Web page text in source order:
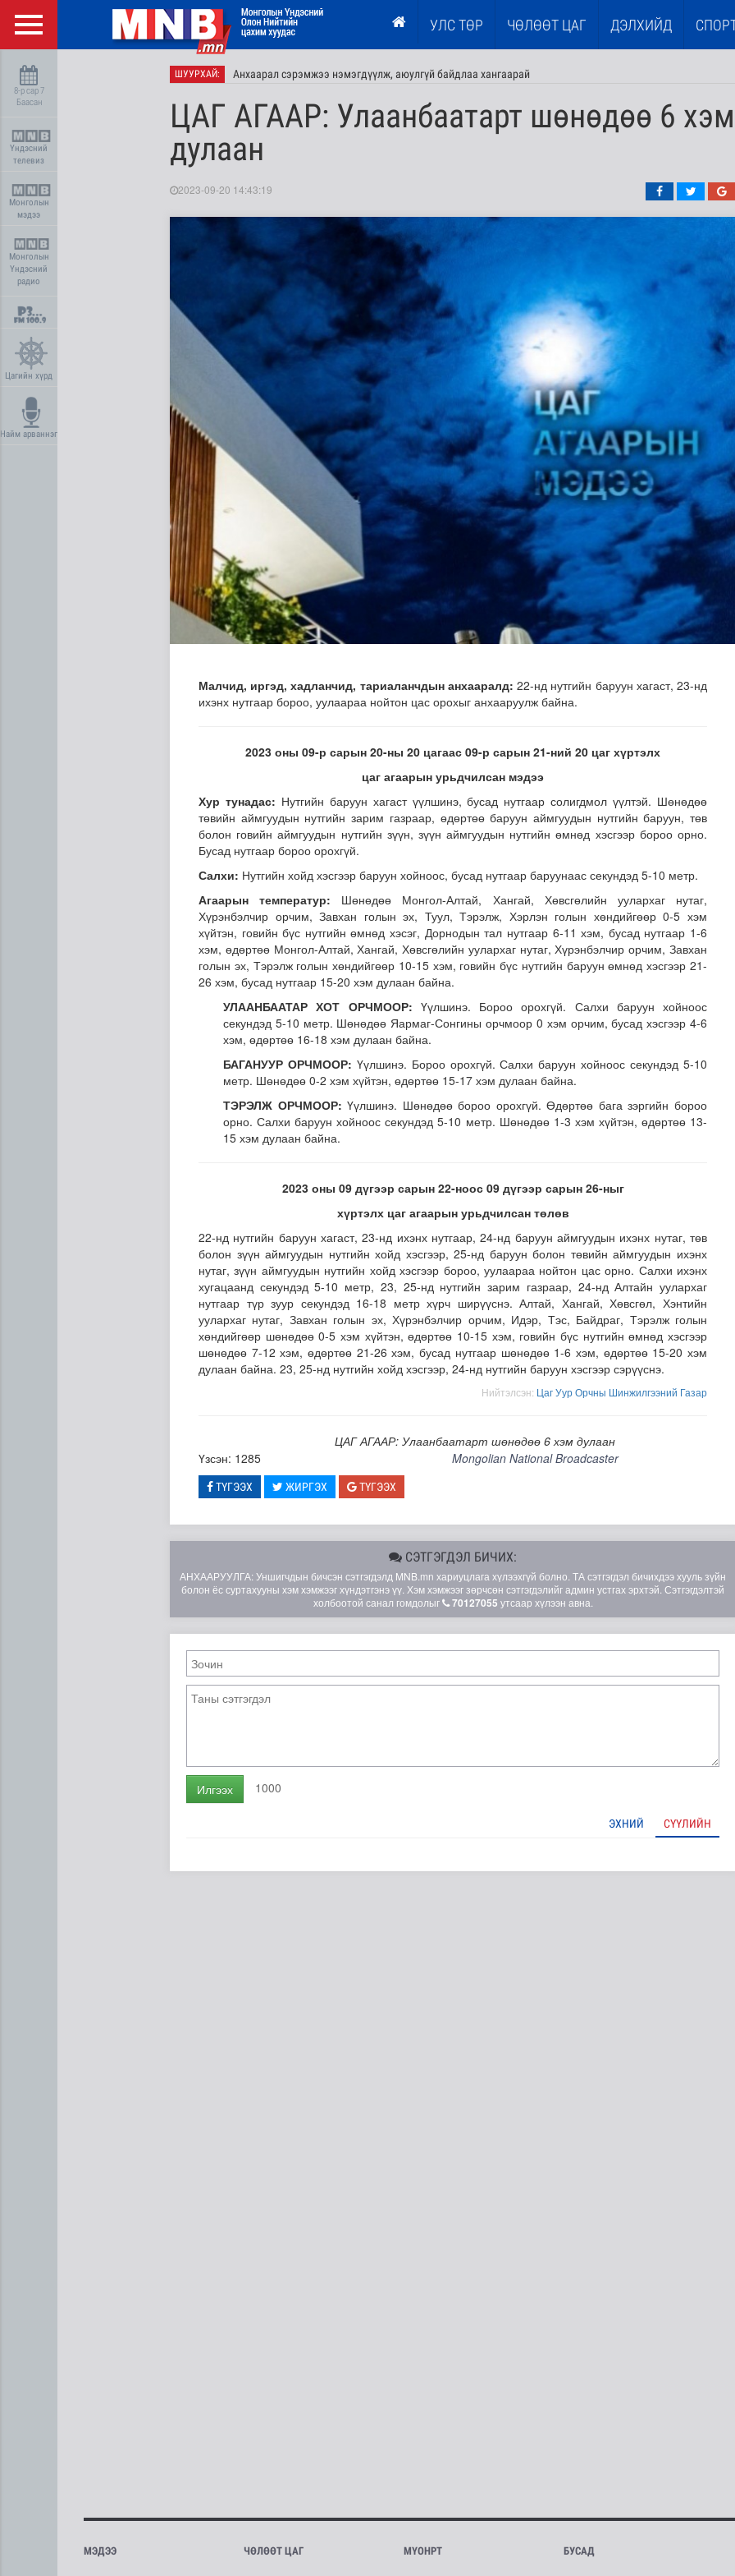
УЛС ТӨР ЧӨЛӨӨТ ЦАГ ДЭЛХИЙД
8-р сар 7
Баасан
Үндэсний
телевиз
Монголын
мэдээ
Монголын
Үндэсний
радио
Цагийн хүрд
Найм арваннэг
ШУУРХАЙ: Анхаарал сэрэмжээ нэмэгдүүлж, аюулгүй байдлаа хангаарай
Нийгмийн даатгалын сангийн хөрөнгө 7.6 тэрбум төгрөгөөр арвижлаа
Сумдын халаалтын төвүүдийн засвар, шинэчлэлийг бүрэн хийж, хувийн хэвшил рүү м..
Эртний ойг хамгаалахын тулд Канадын иргэд мод бэлтгэгчдийн замыг хааж байна
ЦАГ АГААР: Улаанбаатарт шөнөдөө 6 хэм
дулаан
2023-09-20 14:43:19
Малч­ид, иргэд, хадланчид, тариаланчдын анхааралд:22-нд нутгийн баруун хагаст, 23-нд
ихэнх нутгаар бороо, уулаараа нойтон цас орохыг анхааруулж байна.
2023 оны 09-р сарын 20-ны 20 цагаас 09-р сарын 21-ний 20 цаг хүртэлх
цаг агаарын урьдчилсан мэдээ
Хур тунадас: Нутгийн баруун хагаст үүлшинэ, бусад нутгаар солигдмол үүлтэй. Шөнөдөө
төвийн аймгуудын нутгийн зарим газраар, өдөртөө баруун аймгуудын нутгийн баруун, төв
болон говийн аймгуудын нутгийн зүүн, зүүн аймгуудын нутгийн өмнөд хэсгээр бороо орно.
Бусад нутгаар бороо орохгүй.
Салхи: Нутгийн хойд хэсгээр баруун хойноос, бусад нутгаар баруунаас секундэд 5-10 метр.
Агаарын температур: Шөнөдөө Монгол-Алтай, Хангай, Хөвсгөлийн уулархаг нутаг,
Хүрэнбэлчир орчим, Завхан голын эх, Туул, Тэрэлж, Хэрлэн голын хөндийгөөр 0-5 хэм
хүйтэн, говийн бүс нутгийн өмнөд хэсэг, Дорнодын тал нутгаар 6-11 хэм, бусад нутгаар 1-6
хэм, өдөртөө Монгол-Алтай, Хангай, Хөвсгөлийн уулархаг нутаг, Хүрэнбэлчир орчим, Завхан
голын эх, Тэрэлж голын хөндийгөөр 10-15 хэм, говийн бүс нутгийн баруун өмнөд хэсгээр 21-
26 хэм, бусад нутгаар 15-20 хэм дулаан байна.
УЛААНБААТАР ХОТ ОРЧМООР: Үүлшинэ. Бороо орохгүй. Салхи баруун хойноос
секундэд 5-10 метр. Шөнөдөө Яармаг-Сонгины орчмоор 0 хэм орчим, бусад хэсгээр 4-6
хэм, өдөртөө 16-18 хэм дулаан байна.
БАГАНУУР ОРЧМООР: Үүлшинэ. Бороо орохгүй. Салхи баруун хойноос секундэд 5-10
метр. Шөнөдөө 0-2 хэм хүйтэн, өдөртөө 15-17 хэм дулаан байна.
ТЭРЭЛЖ ОРЧМООР: Үүлшинэ. Шөнөдөө бороо орохгүй. Өдөртөө бага зэргийн бороо
орно. Салхи баруун хойноос секундэд 5-10 метр. Шөнөдөө 1-3 хэм хүйтэн, өдөртөө 13-
15 хэм дулаан байна.
2023 оны 09 дүгээр сарын 22-ноос 09 дүгээр сарын 26-ныг
хүртэлх цаг агаарын урьдчилсан төлөв
22-нд нутгийн баруун хагаст, 23-нд ихэнх нутгаар, 24-нд баруун аймгуудын ихэнх нутаг, төв
болон зүүн аймгуудын нутгийн хойд хэсгээр, 25-нд баруун болон төвийн аймгуудын ихэнх
нутаг, зүүн аймгуудын нутгийн хойд хэсгээр бороо, уулаараа нойтон цас орно. Салхи ихэнх
хугацаанд секундэд 5-10 метр, 23, 25-нд нутгийн зарим газраар, 24-нд Алтайн уулархаг
нутгаар түр зуур секундэд 16-18 метр хүрч ширүүснэ. Алтай, Хангай, Хөвсгөл, Хэнтийн
уулархаг нутаг, Завхан голын эх, Хүрэнбэлчир орчим, Идэр, Тэс, Байдраг, Тэрэлж голын
хөндийгөөр шөнөдөө 0-5 хэм хүйтэн, өдөртөө 10-15 хэм, говийн бүс нутгийн өмнөд хэсгээр
шөнөдөө 7-12 хэм, өдөртөө 21-26 хэм, бусад нутгаар шөнөдөө 1-6 хэм, өдөртөө 15-20 хэм
дулаан байна. 23, 25-нд нутгийн хойд хэсгээр, 24-нд нутгийн баруун хэсгээр сэрүүснэ.
Нийтэлсэн: Цаг Уур Орчны Шинжилгээний Газар
ЦАГ АГААР: Улаанбаатарт шөнөдөө 6 хэм дулаан
Үзсэн: 1285
Mongolian National Broadcaster
ТҮГЭЭХ ЖИРГЭХ ТҮГЭЭХ
СЭТГЭГДЭЛ БИЧИХ:
АНХААРУУЛГА: Уншигчдын бичсэн сэтгэгдэлд MNB.mn хариуцлага хүлээхгүй болно. ТА сэтгэгдэл бичихдээ хууль зүйн
болон ёс суртахууны хэм хэмжээг хүндэтгэнэ үү. Хэм хэмжээг зөрчсөн сэтгэгдэлийг админ устгах эрхтэй. Сэтгэгдэлтэй
холбоотой санал гомдолыг
70127055 утсаар хүлээн авна.
Илгээх 1000
ЭХНИЙ СҮҮЛИЙН
МЭДЭЭ ЧӨЛӨӨТ ЦАГ МҮОНРТ БУСАД